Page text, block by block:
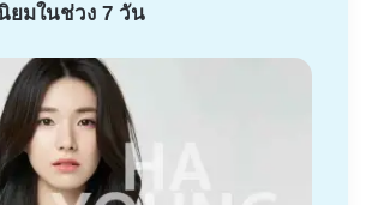
ยมในช่วง 7 วัน